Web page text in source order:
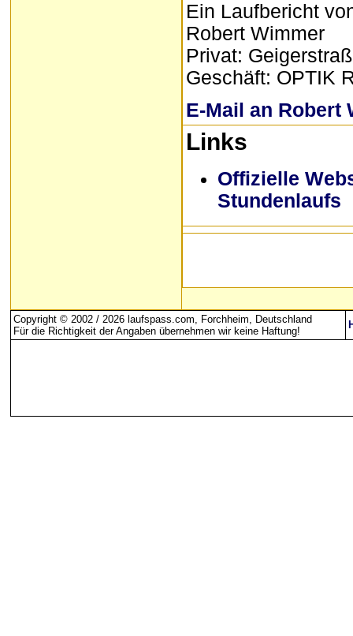
Ein Laufbericht
Robert Wimmer
Privat:
Geschäft: OPTIK
E-Mail an Robert
Links
Offizielle
Stundenlaufs
Copyright © 2002 / 2026 laufspass.com, Forchheim, Deutschland
Für die Richtigkeit der Angaben übernehmen wir keine Haftung!